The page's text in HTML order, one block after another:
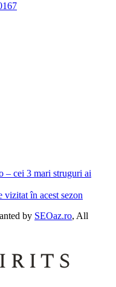
– cei 3 mari struguri ai
în acest sezon
by SEOaz.ro, All